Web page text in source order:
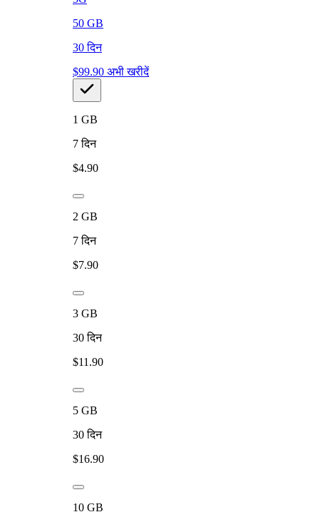
50 GB
30 दिन
$99.90 अभी खरीदें
1 GB
7 दिन
$4.90
2 GB
7 दिन
$7.90
3 GB
30 दिन
$11.90
5 GB
30 दिन
$16.90
10 GB